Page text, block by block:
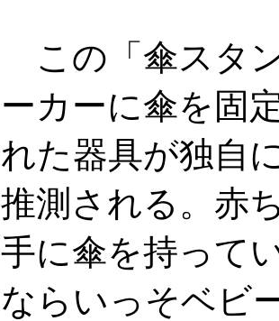
この「傘スタ
ーカーに傘を固
れた器具が独自
推測される。赤
手に傘を持って
ならいっそベビ